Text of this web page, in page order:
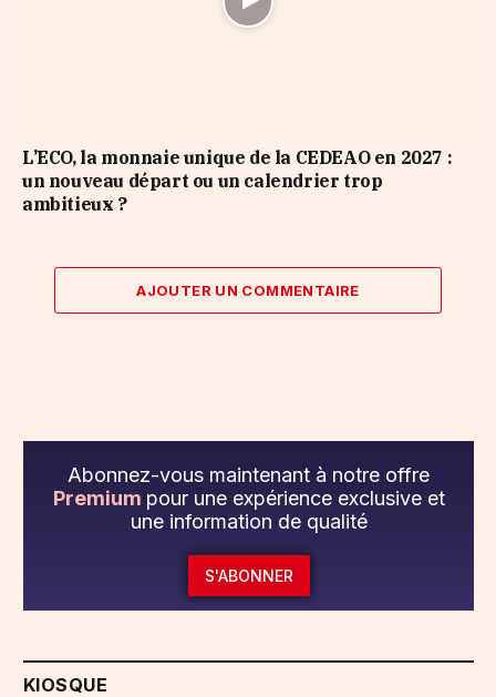
L’ECO, la monnaie unique de la CEDEAO en 2027 :
un nouveau départ ou un calendrier trop
ambitieux ?
AJOUTER UN COMMENTAIRE
Abonnez-vous maintenant à notre offre
Premium pour une expérience exclusive et
une information de qualité
S'ABONNER
KIOSQUE